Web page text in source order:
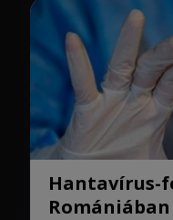
Hantavírus-
Romániában